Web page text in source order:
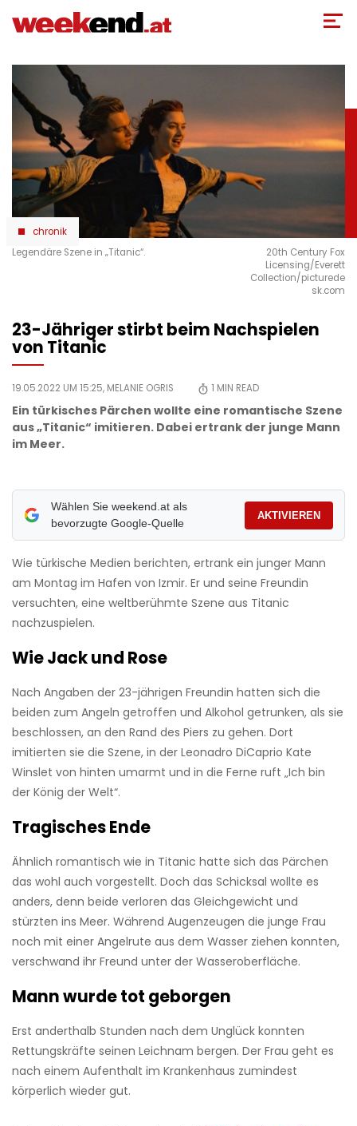
zum
chronik
Legendäre Szene in „Titanic“.
20th Century Fox
Licensing/Everett
Collection/picturede
sk.com
23-Jähriger stirbt beim Nachspielen
von Titanic
19.05.2022 UM 15:25, MELANIE OGRIS 1 MIN READ
Ein türkisches Pärchen wollte eine romantische Szene
aus „Titanic“ imitieren. Dabei ertrank der junge Mann
im Meer.
Wählen Sie weekend.at als
bevorzugte Google-Quelle
AKTIVIEREN
Wie türkische Medien berichten, ertrank ein junger Mann
am Montag im Hafen von Izmir. Er und seine Freundin
versuchten, eine weltberühmte Szene aus Titanic
nachzuspielen.
Wie Jack und Rose
Nach Angaben der 23-jährigen Freundin hatten sich die
beiden zum Angeln getroffen und Alkohol getrunken, als sie
beschlossen, an den Rand des Piers zu gehen. Dort
imitierten sie die Szene, in der Leonadro DiCaprio Kate
Winslet von hinten umarmt und in die Ferne ruft „Ich bin
der König der Welt“.
Tragisches Ende
Ähnlich romantisch wie in Titanic hatte sich das Pärchen
das wohl auch vorgestellt. Doch das Schicksal wollte es
anders, denn beide verloren das Gleichgewicht und
stürzten ins Meer. Während Augenzeugen die junge Frau
noch mit einer Angelrute aus dem Wasser ziehen konnten,
verschwand ihr Freund unter der Wasseroberfläche.
Mann wurde tot geborgen
Erst anderthalb Stunden nach dem Unglück konnten
Rettungskräfte seinen Leichnam bergen. Der Frau geht es
nach einem Aufenthalt im Krankenhaus zumindest
körperlich wieder gut.